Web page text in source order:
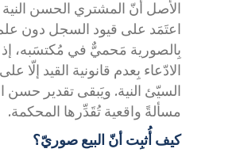
الأصل أنّ المشتري الحسن النية
اعتَمَد على قيود السجل دون
بِالصورية مَحميٌّ في مُكتسَبه، إذ
الادّعاء بِعدم قانونية القيد إلّا
السيّئ النية. ويَبقى تقدير حسن
مسألةً واقعية تُقَدِّرها المحكمة.
كيف أُثبِت أنّ البيع صوريّ؟